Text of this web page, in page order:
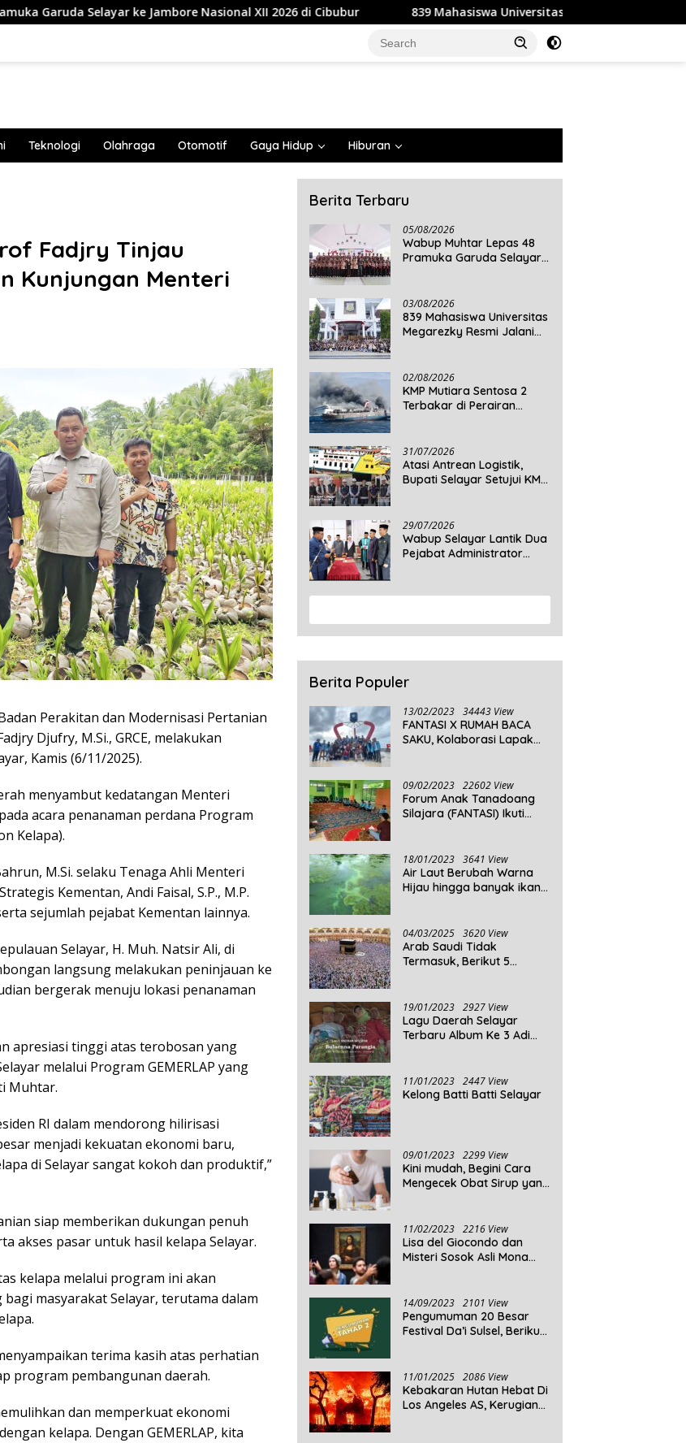
Jambore Nasional XII 2026 di Cibubur 839 Mahasiswa Universitas Megarezky Resmi Jalani KKN Tematik, Siap
Teknologi Olahraga Otomotif Gaya Hidup Hiburan
Fadjry Tinjau
Kunjungan Menteri
Perakitan dan Modernisasi Pertanian
Djufry, M.Si., GRCE, melakukan
Kamis (6/11/2025).
menyambut kedatangan Menteri
acara penanaman perdana Program
Kelapa).
M.Si. selaku Tenaga Ahli Menteri
Kementan, Andi Faisal, S.P., M.P.
sejumlah pejabat Kementan lainnya.
Selayar, H. Muh. Natsir Ali, di
langsung melakukan peninjauan ke
bergerak menuju lokasi penanaman
apresiasi tinggi atas terobosan yang
melalui Program GEMERLAP yang
Muhtar.
RI dalam mendorong hilirisasi
menjadi kekuatan ekonomi baru,
di Selayar sangat kokoh dan produktif,”
siap memberikan dukungan penuh
akses pasar untuk hasil kelapa Selayar.
kelapa melalui program ini akan
masyarakat Selayar, terutama dalam
terima kasih atas perhatian
program pembangunan daerah.
dan memperkuat ekonomi
kelapa. Dengan GEMERLAP, kita
Berita Terbaru
05/08/2026
Wabup Muhtar Lepas 48
Pramuka Garuda Selayar
03/08/2026
839 Mahasiswa Universitas
Megarezky Resmi Jalani
Daratan Selayar
02/08/2026
KMP Mutiara Sentosa 2
Terbakar di Perairan
Pencarian
31/07/2026
Atasi Antrean Logistik,
Bupati Selayar Setujui KMP
29/07/2026
Wabup Selayar Lantik Dua
Pejabat Administrator
Kependudukan
Berita Populer
13/02/2023 34443 View
FANTASI X RUMAH BACA
SAKU, Kolaborasi Lapak
09/02/2023 22602 View
Forum Anak Tanadoang
Silajara (FANTASI) Ikuti
18/01/2023 3641 View
Air Laut Berubah Warna
Hijau hingga banyak ikan
04/03/2025 3620 View
Arab Saudi Tidak
Termasuk, Berikut 5
Dunia Tahun 2025
19/01/2023 2927 View
Lagu Daerah Selayar
Terbaru Album Ke 3 Adi
11/01/2023 2447 View
Kelong Batti Batti Selayar
09/01/2023 2299 View
Kini mudah, Begini Cara
Mengecek Obat Sirup yang
Aman Untuk Dikonsumsi
11/02/2023 2216 View
Lisa del Giocondo dan
Misteri Sosok Asli Mona
14/09/2023 2101 View
Pengumuman 20 Besar
Festival Da’i Sulsel, Berikut
11/01/2025 2086 View
Kebakaran Hutan Hebat Di
Los Angeles AS, Kerugian